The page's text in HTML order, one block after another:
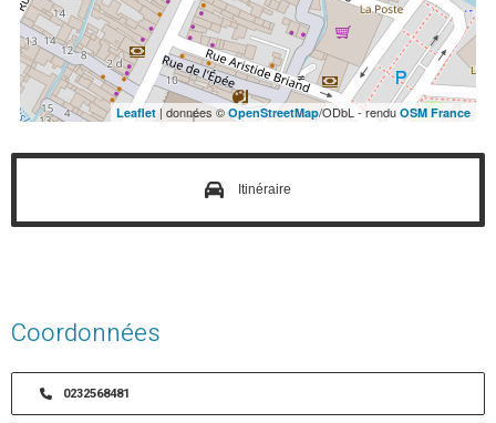
Leaflet| données © OpenStreetMap/ODbL - rendu OSM France
Itinéraire
Coordonnées
0232568481